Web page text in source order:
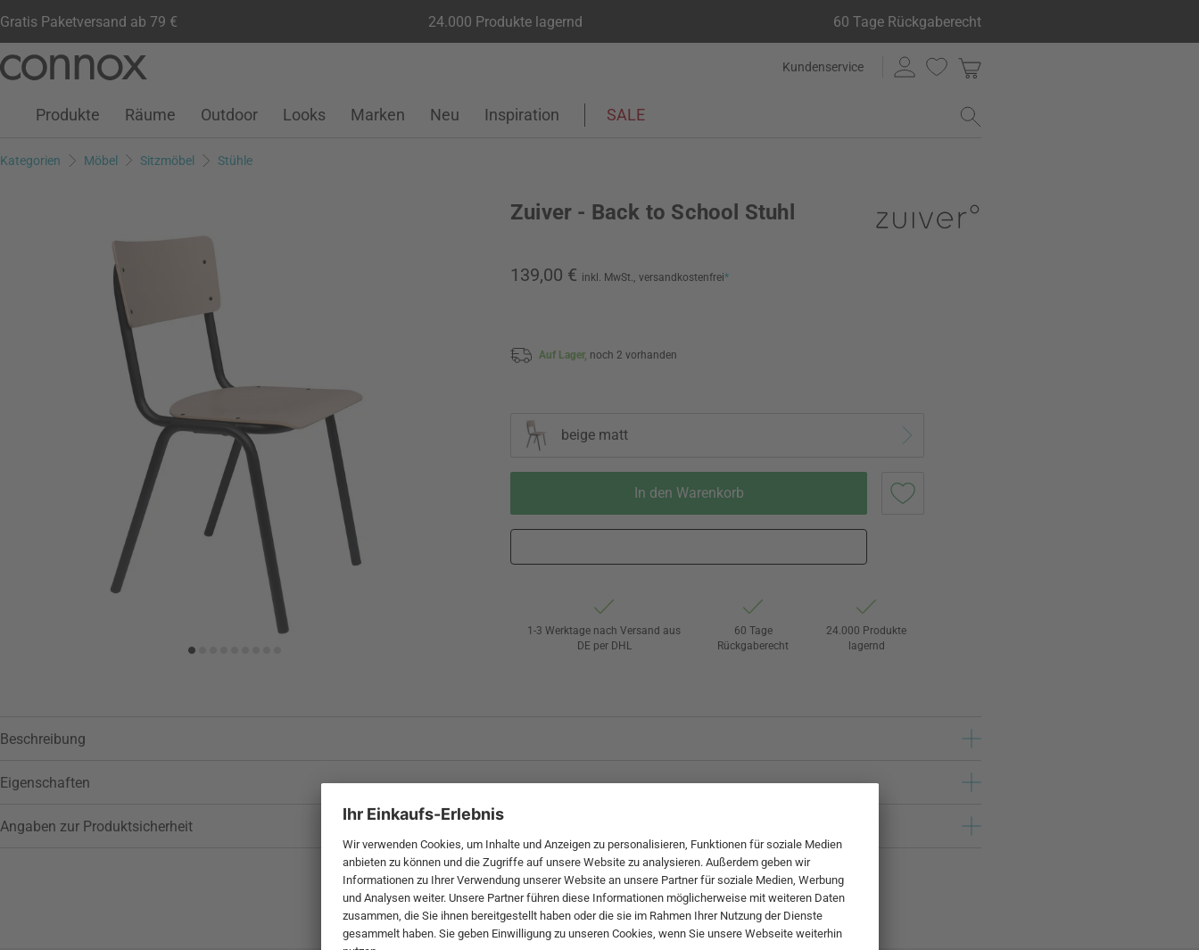
Gratis Paketversand ab 79 € 24.000 Produkte lagernd 60 Tage Rückgaberecht
Seiteninhalt
Suchfeld
Kundenservice
Kundenkonto
Wunschliste
Warenkorb
Produkte Räume Outdoor Looks Marken Neu Inspiration SALE
Kategorien Möbel Sitzmöbel Stühle
Zuiver - Back to School Stuhl
139,00 € inkl. MwSt., versandkostenfrei*
Auf Lager, noch 2 vorhanden
beige matt
In den Warenkorb
Wunschliste hinzufügen
1-3 Werktage nach Versand aus
DE per DHL
60 Tage
Rückgaberecht
24.000 Produkte
lagernd
Beschreibung
Eigenschaften
Angaben zur Produktsicherheit